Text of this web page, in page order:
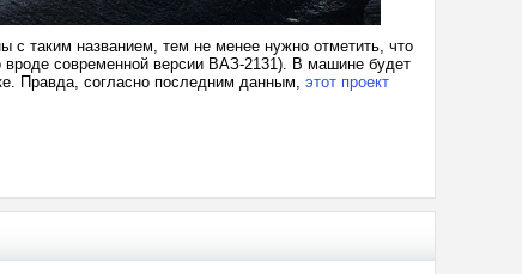
с таким названием, тем не менее нужно отметить, что
вроде современной версии ВАЗ-2131). В машине будет
Правда, согласно последним данным, этот проект